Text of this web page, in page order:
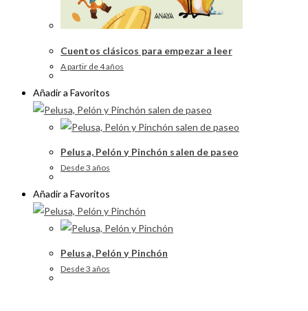
Cuentos clásicos para empezar a leer
A partir de 4 años
Añadir a Favoritos
Pelusa, Pelón y Pinchón salen de paseo
Desde 3 años
Añadir a Favoritos
Pelusa, Pelón y Pinchón
Desde 3 años